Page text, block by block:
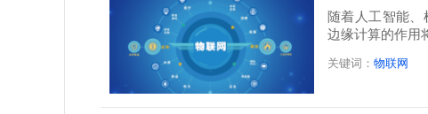
随着人工智能、
边缘计算的作用
关键词： 物联网